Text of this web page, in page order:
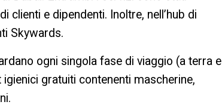
clienti e dipendenti. Inoltre, nell’hub di
Skywards.
ogni singola fase di viaggio (a terra e
gratuiti contenenti mascherine,